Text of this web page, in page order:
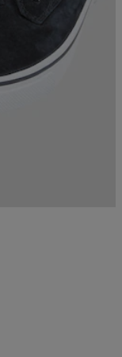
79,99 EUR